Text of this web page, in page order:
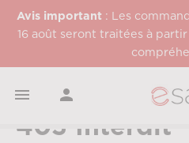
Avis important: Les
16 août seront traitées à
 
403 Interdit